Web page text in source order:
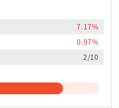
7.17%
0.97%
2/10